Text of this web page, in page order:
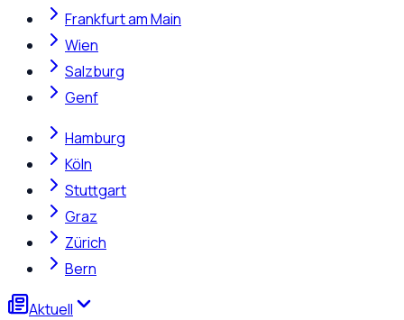
Frankfurt am Main
Wien
Salzburg
Genf
Hamburg
Köln
Stuttgart
Graz
Zürich
Bern
Aktuell